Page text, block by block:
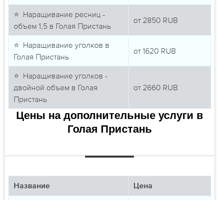
⭐ Наращивание ресниц -
объем 1,5 в Голая Пристань
от 2850 RUB
⭐ Наращивание уголков в
Голая Пристань
от 1620 RUB
⭐ Наращивание уголков -
двойной объем в Голая
Пристань
от 2660 RUB
Цены на дополнительные услуги в
Голая Пристань
Название Цена